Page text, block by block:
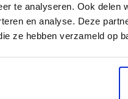
te analyseren. Ook delen
en analyse. Deze
ze hebben verzameld op
16 153 28
16 28
16 78 28